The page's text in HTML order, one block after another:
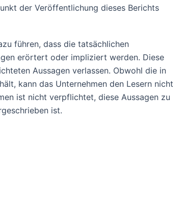
der Veröffentlichung dieses Berichts
führen, dass die tatsächlichen
erörtert oder impliziert werden. Diese
Aussagen verlassen. Obwohl die in
kann das Unternehmen den Lesern nicht
ist nicht verpflichtet, diese Aussagen zu
ist.